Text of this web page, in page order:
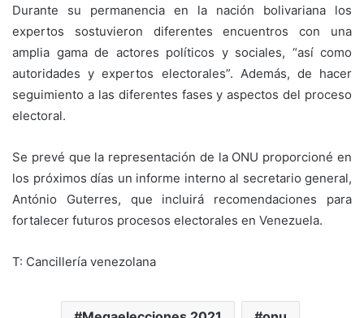
Durante su permanencia en la nación bolivariana los
expertos sostuvieron diferentes encuentros con una
amplia gama de actores políticos y sociales, “así como
autoridades y expertos electorales”. Además, de hacer
seguimiento a las diferentes fases y aspectos del proceso
electoral.
Se prevé que la representación de la ONU proporcioné en
los próximos días un informe interno al secretario general,
António Guterres, que incluirá recomendaciones para
fortalecer futuros procesos electorales en Venezuela.
T: Cancillería venezolana